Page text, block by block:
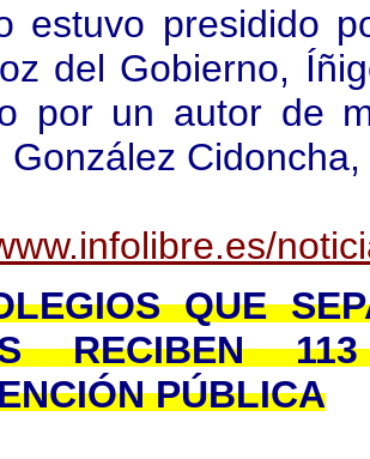
estuvo presidido
del Gobierno,
por un autor de
González
QUE
RECIBEN
PÚBLICA